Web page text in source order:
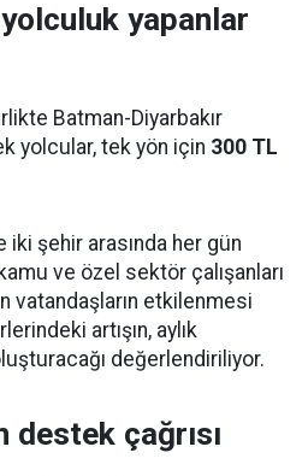
yapanlar
Batman-Diyarbakır
yolcular, tek yön için 300 TL
iki şehir arasında her gün
ve özel sektör çalışanları
vatandaşların etkilenmesi
artışın, aylık
değerlendiriliyor.
destek çağrısı